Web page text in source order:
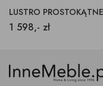
1 598,- zł